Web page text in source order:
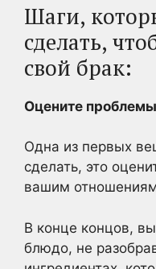
Шаги,
сделать,
свой брак:
Оцените
Одна из первых
сделать, это
вашим
В конце концов,
блюдо, не